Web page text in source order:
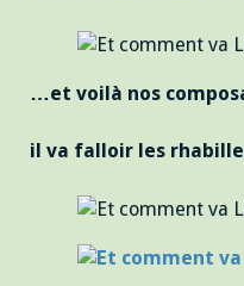
…et voilà nos
il va falloir les